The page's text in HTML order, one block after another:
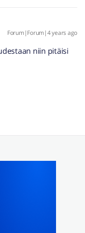
Forum|Forum|4 years ago
niin pitäisi